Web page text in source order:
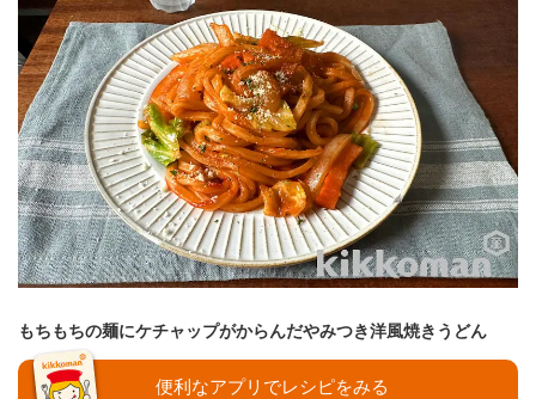
もちもちの麺にケチャップがからんだやみつき洋風焼きうどん
便利なアプリでレシピをみる